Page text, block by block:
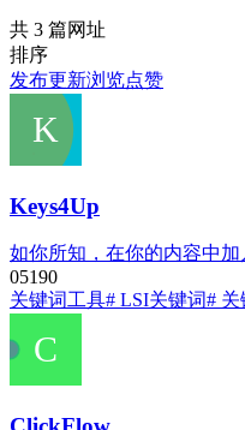
共 3 篇网址
排序
发布更新浏览点赞
Keys4Up
如你所知，在你的内容中加
05190
关键词工具# LSI关键词# 关